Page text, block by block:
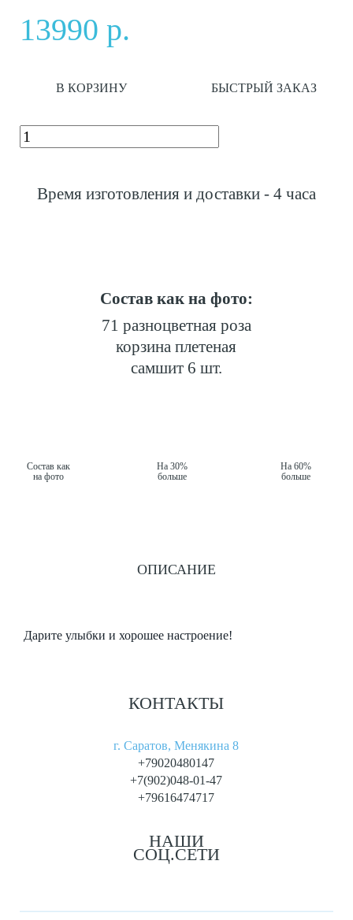
13990 р.
В КОРЗИНУ БЫСТРЫЙ ЗАКАЗ
Время изготовления и доставки - 4 часа
Состав как на фото:
71 разноцветная роза
корзина плетеная
самшит 6 шт.
Состав как
на фото
На 30%
больше
На 60%
больше
ОПИСАНИЕ
Дарите улыбки и хорошее настроение!
КОНТАКТЫ
г. Саратов, Менякина 8
+79020480147
+7(902)048-01-47
+79616474717
НАШИ
СОЦ.СЕТИ